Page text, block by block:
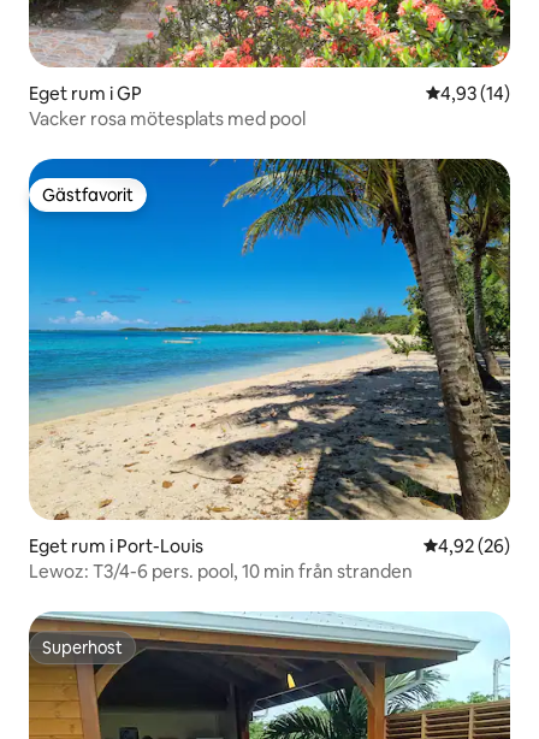
Eget rum i GP 4,93 av 5 i
4,93 (14)
Vacker rosa mötesplats med pool
Gästfavorit
Gästfavorit
Eget rum i Port-Louis 4,92 av 5 i
4,92 (26)
Lewoz: T3/4-6 pers. pool, 10 min från stranden
Superhost
Superhost